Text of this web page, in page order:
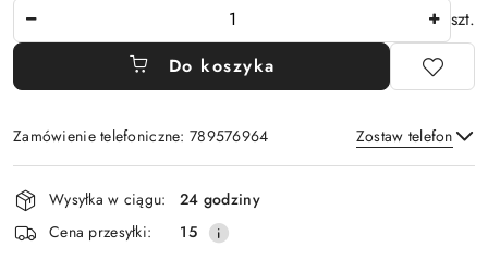
szt.
Do koszyka
Zamówienie telefoniczne: 789576964 Zostaw telefon
Wyślij
Dostępność
i
dostawa
Wysyłka w ciągu:
24 godziny
Cena przesyłki:
15